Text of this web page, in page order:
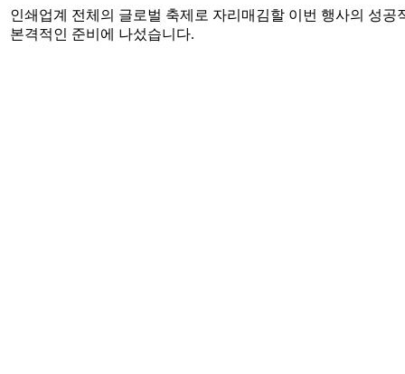
인쇄업계 전체의 글로벌 축제로 자리매김할 이번 행사의 성공
본격적인 준비에 나섰습니다.